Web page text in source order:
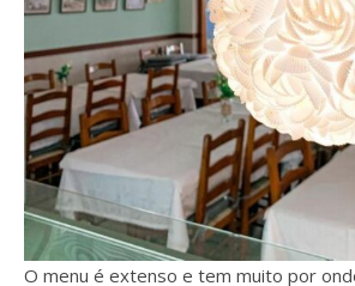
O menu é extenso e tem muito por